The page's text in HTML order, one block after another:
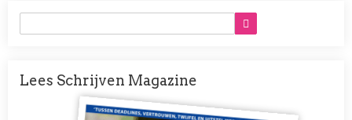
Lees Schrijven Magazine
Afbeelding